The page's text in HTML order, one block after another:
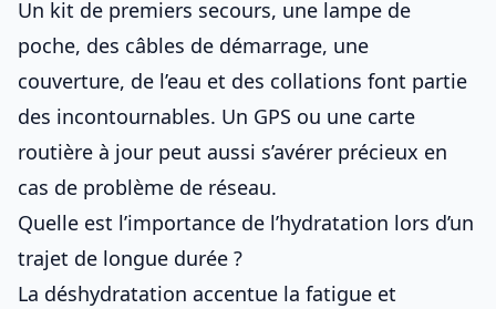
Un kit de premiers secours, une lampe de
poche, des câbles de démarrage, une
couverture, de l’eau et des collations font partie
des incontournables. Un GPS ou une carte
routière à jour peut aussi s’avérer précieux en
cas de problème de réseau.
Quelle est l’importance de l’hydratation lors d’un
trajet de longue durée ?
La déshydratation accentue la fatigue et